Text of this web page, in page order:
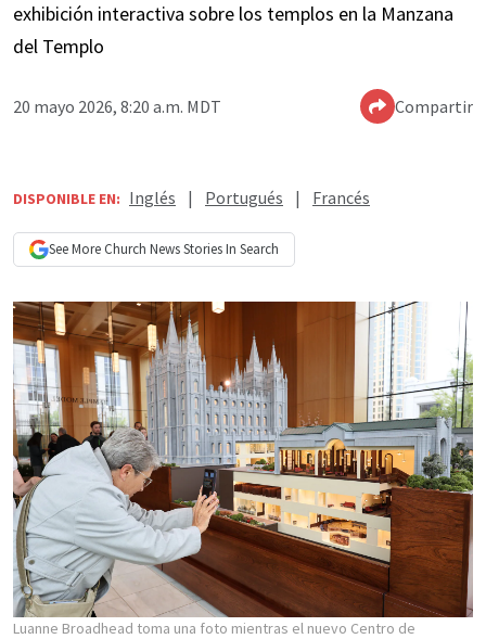
exhibición interactiva sobre los templos en la Manzana
del Templo
20 mayo 2026, 8:20 a.m. MDT Compartir
DISPONIBLE EN: Inglés | Portugués | Francés
See More Church NewsStories In Search
Luanne Broadhead toma una foto mientras el nuevo Centro de